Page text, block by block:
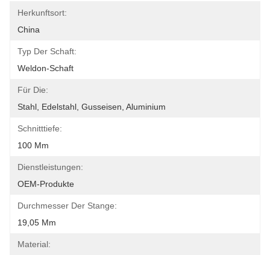
Herkunftsort:
China
Typ Der Schaft:
Weldon-Schaft
Für Die:
Stahl, Edelstahl, Gusseisen, Aluminium
Schnitttiefe:
100 Mm
Dienstleistungen:
OEM-Produkte
Durchmesser Der Stange:
19,05 Mm
Material: